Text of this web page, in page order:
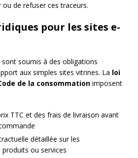
ou de refuser ces traceurs.
pour les sites e-
sont soumis à des obligations
aux simples sites vitrines. La loi
de la consommation imposent
TTC et des frais de livraison avant
détaillée sur les
ou services